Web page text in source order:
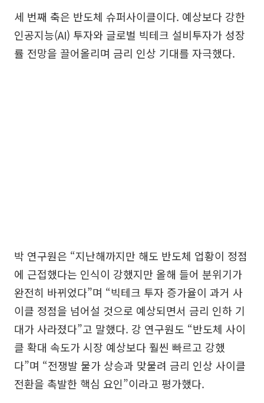
세 번째 축은 반도체 슈퍼사이클이다. 예상보다 강한
인공지능(AI) 투자와 글로벌 빅테크 설비투자가 성장
률 전망을 끌어올리며 금리 인상 기대를 자극했다.
박 연구원은 “지난해까지만 해도 반도체 업황이 정점
에 근접했다는 인식이 강했지만 올해 들어 분위기가
완전히 바뀌었다”며 “빅테크 투자 증가율이 과거 사
이클 정점을 넘어설 것으로 예상되면서 금리 인하 기
대가 사라졌다”고 말했다. 강 연구원도 “반도체 사이
클 확대 속도가 시장 예상보다 훨씬 빠르고 강했
다”며 “전쟁발 물가 상승과 맞물려 금리 인상 사이클
전환을 촉발한 핵심 요인”이라고 평가했다.